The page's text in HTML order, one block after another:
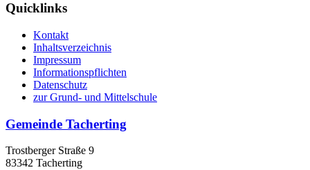
Quicklinks
Kontakt
Inhaltsverzeichnis
Impressum
Informationspflichten
Datenschutz
zur Grund- und Mittelschule
Gemeinde Tacherting
Trostberger Straße 9
83342 Tacherting